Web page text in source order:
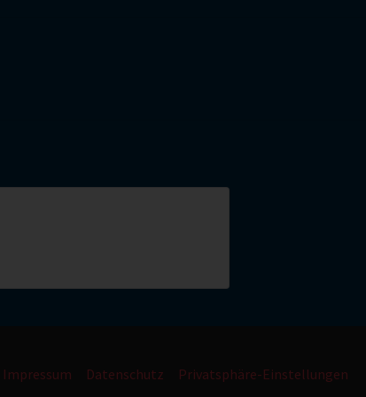
Impressum Datenschutz Privatsphäre-Einstellungen